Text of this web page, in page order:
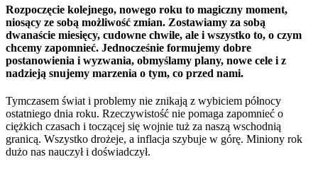
Rozpoczęcie kolejnego, nowego roku to magiczny moment,
niosący ze sobą możliwość zmian. Zostawiamy za sobą
dwanaście miesięcy, cudowne chwile, ale i wszystko to, o czym
chcemy zapomnieć. Jednocześnie formujemy dobre
postanowienia i wyzwania, obmyślamy plany, nowe cele i z
nadzieją snujemy marzenia o tym, co przed nami.
Tymczasem świat i problemy nie znikają z wybiciem północy
ostatniego dnia roku. Rzeczywistość nie pomaga zapomnieć o
ciężkich czasach i toczącej się wojnie tuż za naszą wschodnią
granicą. Wszystko drożeje, a inflacja szybuje w górę. Miniony rok
dużo nas nauczył i doświadczył.